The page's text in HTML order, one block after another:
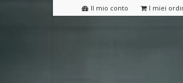
Il mio conto I miei